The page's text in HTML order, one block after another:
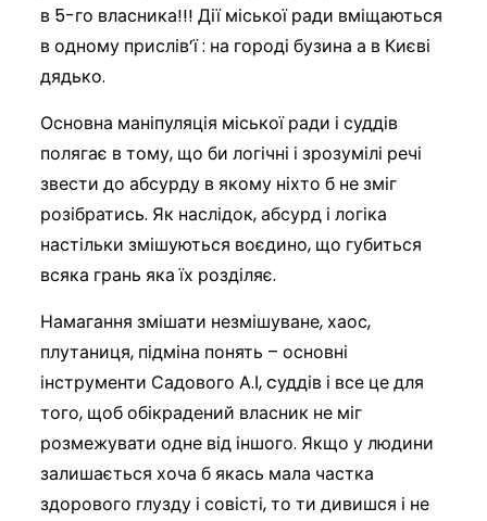
в 5-го власника!!! Дії міської ради вміщаються
в одному прислів’ї : на городі бузина а в Києві
дядько.
Основна маніпуляція міської ради і суддів
полягає в тому, що би логічні і зрозумілі речі
звести до абсурду в якому ніхто б не зміг
розібратись. Як наслідок, абсурд і логіка
настільки змішуються воєдино, що губиться
всяка грань яка їх розділяє.
Намагання змішати незмішуване, хаос,
плутаниця, підміна понять – основні
інструменти Садового А.І, cуддів і все це для
того, щоб обікрадений власник не міг
розмежувати одне від іншого. Якщо у людини
залишається хоча б якась мала частка
здорового глузду і совісті, то ти дивишся і не